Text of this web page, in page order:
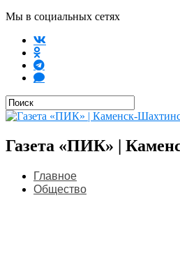
Мы в социальных сетях
Газета «ПИК» |
Главное
Общество